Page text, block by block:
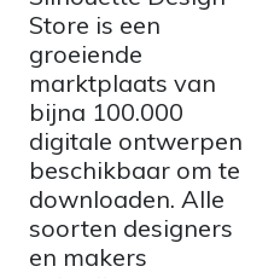
Store is een
groeiende
marktplaats van
bijna 100.000
digitale ontwerpen
beschikbaar om te
downloaden. Alle
soorten designers
en makers